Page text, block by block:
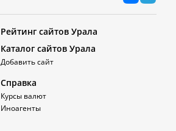
Рейтинг сайтов Урала
Каталог сайтов Урала
Добавить сайт
Справка
Курсы валют
Иноагенты